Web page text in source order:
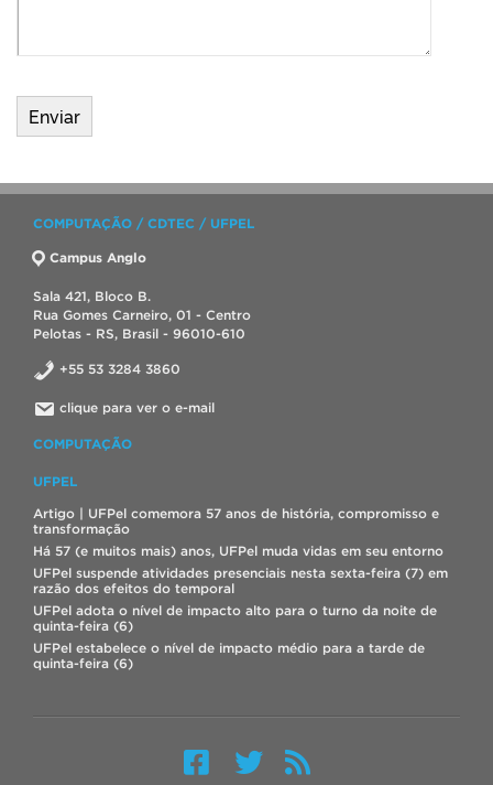
COMPUTAÇÃO / CDTEC / UFPEL
Campus Anglo
Sala 421, Bloco B.
Rua Gomes Carneiro, 01 - Centro
Pelotas - RS, Brasil - 96010-610
+55 53 3284 3860
clique para ver o e-mail
COMPUTAÇÃO
UFPEL
Artigo | UFPel comemora 57 anos de história, compromisso e
transformação
Há 57 (e muitos mais) anos, UFPel muda vidas em seu entorno
UFPel suspende atividades presenciais nesta sexta-feira (7) em
razão dos efeitos do temporal
UFPel adota o nível de impacto alto para o turno da noite de
quinta-feira (6)
UFPel estabelece o nível de impacto médio para a tarde de
quinta-feira (6)